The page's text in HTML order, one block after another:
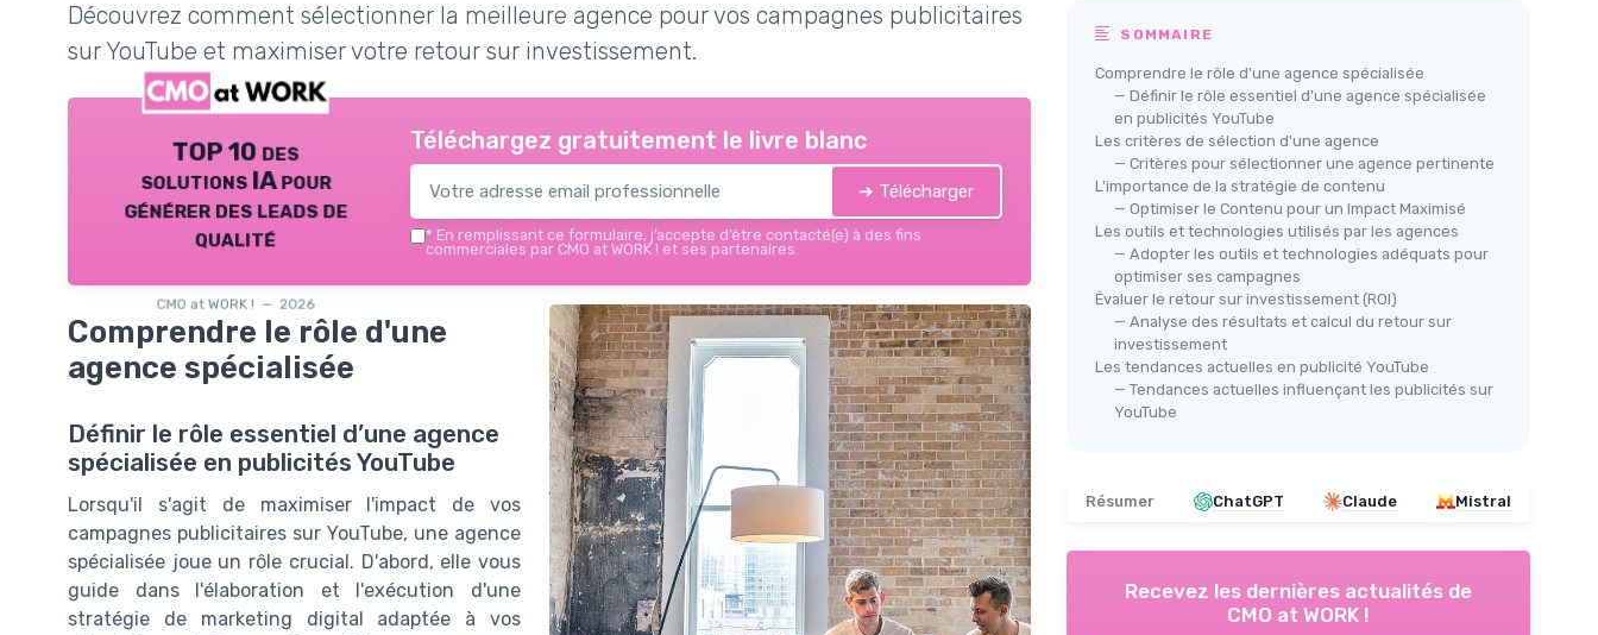
Découvrez comment sélectionner la meilleure agence pour vos campagnes publicitaires
sur YouTube et maximiser votre retour sur investissement.
TOP 10 des
solutions IA pour
générer des leads de
qualité
CMO at WORK ! — 2026
Téléchargez gratuitement le livre blanc
➔ Télécharger
* En remplissant ce formulaire, j’accepte d’être contacté(e) à des fins
commerciales par CMO at WORK ! et ses partenaires.
Comprendre le rôle d'une
agence spécialisée
Définir le rôle essentiel d’une agence
spécialisée en publicités YouTube
Lorsqu'il s'agit de maximiser l'impact de vos
campagnes publicitaires sur YouTube, une agence
spécialisée joue un rôle crucial. D'abord, elle vous
guide dans l'élaboration et l'exécution d'une
stratégie de marketing digital adaptée à vos
SOMMAIRE
Comprendre le rôle d'une agence spécialisée
— Définir le rôle essentiel d’une agence spécialisée
en publicités YouTube
Les critères de sélection d'une agence
— Critères pour sélectionner une agence pertinente
L'importance de la stratégie de contenu
— Optimiser le Contenu pour un Impact Maximisé
Les outils et technologies utilisés par les agences
— Adopter les outils et technologies adéquats pour
optimiser ses campagnes
Évaluer le retour sur investissement (ROI)
— Analyse des résultats et calcul du retour sur
investissement
Les tendances actuelles en publicité YouTube
— Tendances actuelles influençant les publicités sur
YouTube
Résumer ChatGPT Claude Mistral
Recevez les dernières actualités de
CMO at WORK !